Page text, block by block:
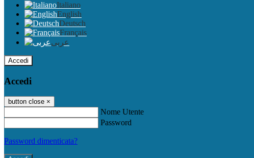
Italiano
English
Deutsch
Français
عربى
Accedi
Accedi
button close ×
Nome Utente
Password
Password dimenticata?